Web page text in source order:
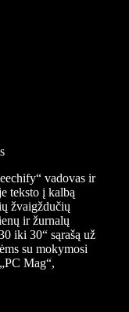
vadovas ir
teksto į kalbą
žvaigždučių
ir žurnalų
iki 30“ sąrašą už
su mokymosi
Mag“,